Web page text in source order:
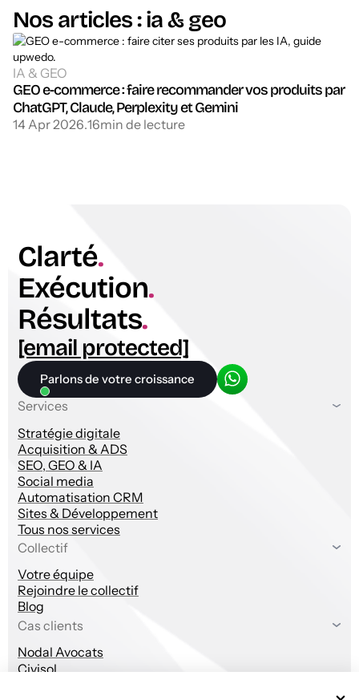
Nos articles : ia & geo
IA & GEO
GEO e-commerce : faire recommander vos produits par
ChatGPT, Claude, Perplexity et Gemini
14 Apr 2026.16min de lecture
Clarté.
Exécution.
Résultats.
[email protected]
Parlons de votre croissance
Services
Stratégie digitale
Acquisition & ADS
SEO, GEO & IA
Social media
Automatisation CRM
Sites & Développement
Tous nos services
Collectif
Votre équipe
Rejoindre le collectif
Blog
Cas clients
Nodal Avocats
Civisol